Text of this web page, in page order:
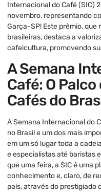
Internacional do Café (SIC)
novembro, representando
Garça-SP! Este prêmio,
brasileiras, destaca a
cafeicultura, promovendo
A Semana
Café: O
Cafés do
A Semana Internacional do
no Brasil e um dos mais
em um só lugar toda a
e especialistas até baristas
que uma feira, a SIC é uma
conhecimento e, claro, de
país, através do prestigiado